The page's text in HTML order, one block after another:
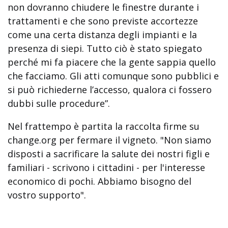
non dovranno chiudere le finestre durante i
trattamenti e che sono previste accortezze
come una certa distanza degli impianti e la
presenza di siepi. Tutto ciò è stato spiegato
perché mi fa piacere che la gente sappia quello
che facciamo. Gli atti comunque sono pubblici e
si può richiederne l’accesso, qualora ci fossero
dubbi sulle procedure”.
Nel frattempo è partita la raccolta firme su
change.org per fermare il vigneto. "Non siamo
disposti a sacrificare la salute dei nostri figli e
familiari - scrivono i cittadini - per l'interesse
economico di pochi. Abbiamo bisogno del
vostro supporto".